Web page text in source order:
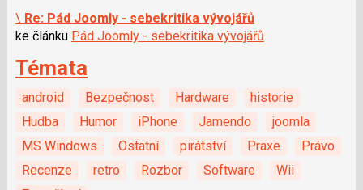
\ Re: Pád Joomly - sebekritika vývojářů
ke článku Pád Joomly - sebekritika vývojářů
Témata
android Bezpečnost Hardware
historie
Hudba
Humor iPhone Jamendo
joomla
MS Windows
Ostatní pirátství Praxe
Právo
Recenze
retro Rozbor Software
Wii